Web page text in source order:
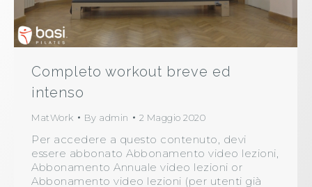
Completo workout breve ed
intenso
MatWork By admin 2 Maggio 2020
Per accedere a questo contenuto, devi
essere abbonato Abbonamento video lezioni,
Abbonamento Annuale video lezioni or
Abbonamento video lezioni (per utenti già